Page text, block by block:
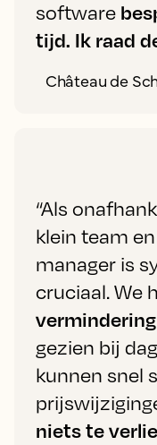
software
tijd. Ik raad
Château de
“Als
klein team
manager is
cruciaal. We
gezien bij
kunnen snel
niets te